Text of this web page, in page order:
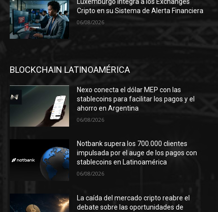
Cripto en su Sistema de Alerta Financiera
06/08/2026
BLOCKCHAIN LATINOAMÉRICA
Nexo conecta el dólar MEP con las
stablecoins para facilitar los pagos y el
ahorro en Argentina
06/08/2026
Notbank supera los 700.000 clientes
impulsada por el auge de los pagos con
stablecoins en Latinoamérica
06/08/2026
La caída del mercado cripto reabre el
debate sobre las oportunidades de